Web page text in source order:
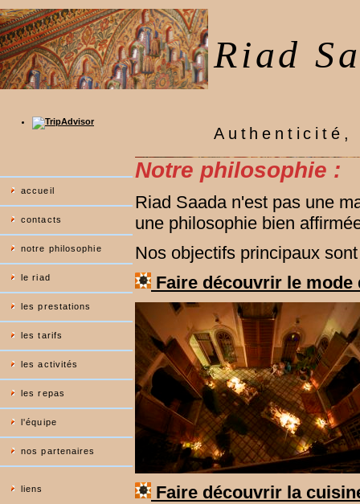
Riad
accueil
contacts
notre philosophie
le riad
les prestations
les tarifs
les activités
les repas
l'équipe
nos partenaires
liens
Notre philosophie :
Riad Saada n'est pas une
une philosophie bien
Nos objectifs principaux
Faire découvrir le
Faire découvrir la